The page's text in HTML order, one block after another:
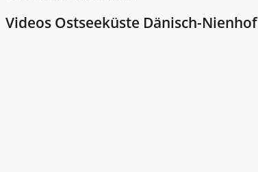
Videos Ostseeküste Dänisch-Nienhof